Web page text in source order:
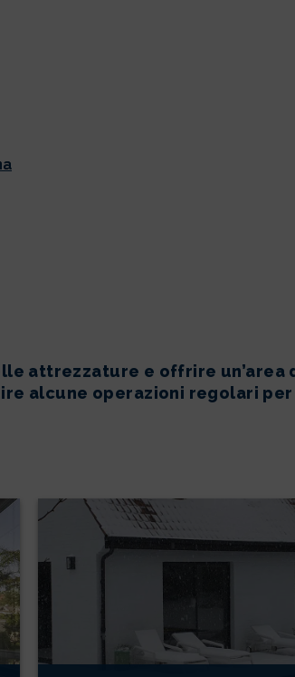
attrezzature e offrire un’area
alcune operazioni regolari